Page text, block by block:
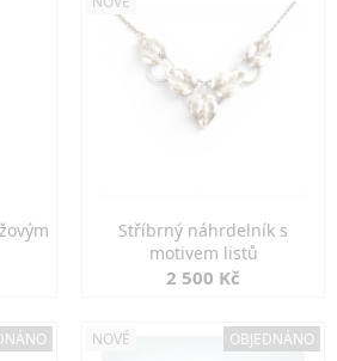
Stříbrný náhrdelník s
motivem listů
2 500 Kč
NOVÉ OBJEDNÁNO